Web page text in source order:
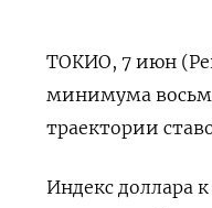
ТОКИО, 7 июн
минимума
траектории
Индекс доллара